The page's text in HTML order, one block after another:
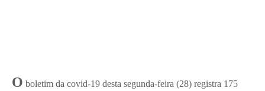
O boletim da covid-19 desta segunda-feira (28) registra 175